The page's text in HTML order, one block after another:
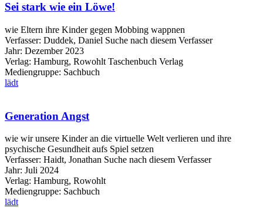
Sei stark wie ein Löwe!
wie Eltern ihre Kinder gegen Mobbing wappnen
Verfasser: Duddek, Daniel Suche nach diesem Verfasser
Jahr: Dezember 2023
Verlag: Hamburg, Rowohlt Taschenbuch Verlag
Mediengruppe: Sachbuch
lädt
Generation Angst
wie wir unsere Kinder an die virtuelle Welt verlieren und ihre
psychische Gesundheit aufs Spiel setzen
Verfasser: Haidt, Jonathan Suche nach diesem Verfasser
Jahr: Juli 2024
Verlag: Hamburg, Rowohlt
Mediengruppe: Sachbuch
lädt